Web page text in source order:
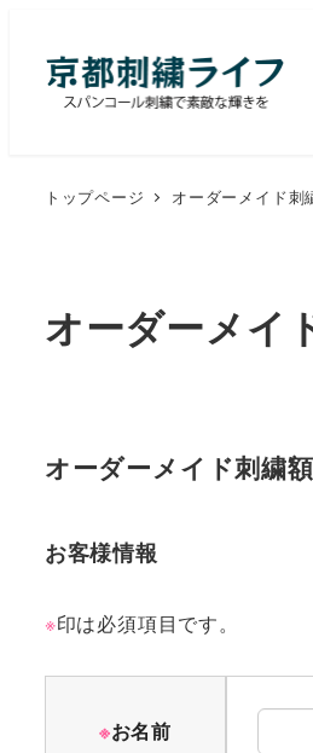
トップページ オーダーメイド刺
オーダーメイ
オーダーメイド刺繍
お客様情報
※印は必須項目です。
※お名前